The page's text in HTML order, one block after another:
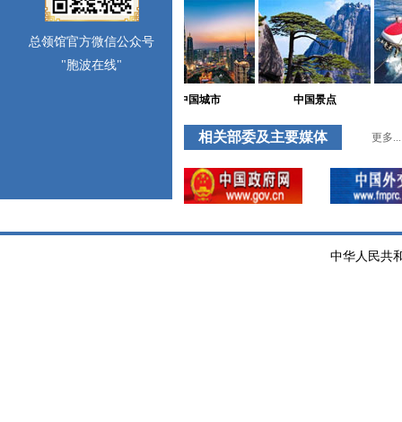
总领馆官方微信公众号
"胞波在线"
中国城市 中国景点
相关部委及主要媒体 更多...
中华人民共